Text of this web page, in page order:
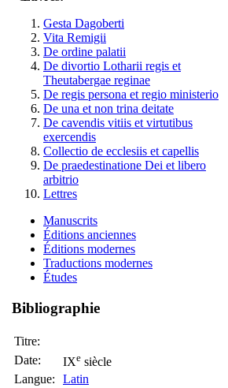
Gesta Dagoberti
Vita Remigii
De ordine palatii
De divortio Lotharii regis et
Theutabergae reginae
De regis persona et regio ministerio
De una et non trina deitate
De cavendis vitiis et virtutibus
exercendis
Collectio de ecclesiis et capellis
De praedestinatione Dei et libero
arbitrio
Lettres
Manuscrits
Éditions anciennes
Éditions modernes
Traductions modernes
Études
Bibliographie
Titre:
Date:
IXe siècle
Langue:
Latin